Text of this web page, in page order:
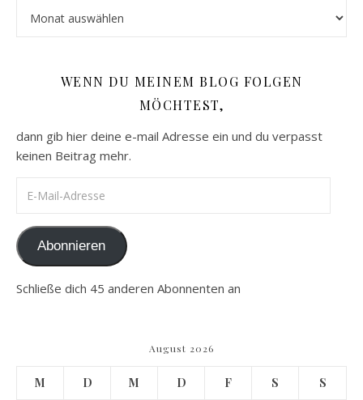
WENN DU MEINEM BLOG FOLGEN
MÖCHTEST,
dann gib hier deine e-mail Adresse ein und du verpasst
keinen Beitrag mehr.
Abonnieren
Schließe dich 45 anderen Abonnenten an
August 2026
M D M D F S S